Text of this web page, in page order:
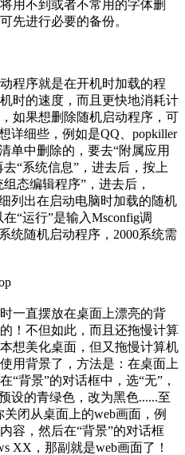
用不到或者不常用的字体删
先进行必要的备份。
程序就是在开机时加载的程
时的速度，而且更快地消耗计
如果想删除随机启动程序，可
详细些，例如是QQ、popkiller
单中删除的，要去“附属应用
“系统信息”，进去后，按上
态编辑程序”，进去后，
列出在启动电脑时加载的随机
“运行”是输入Msconfig调
统随机启动程序，2000系统需
一直摆放在桌面上漂亮的背
！不但如此，而且还拖慢计算
想美化桌面，但又拖慢计算机
用背景了，方法是：在桌面上
“背景”的对话框中，选“无”，
设的青绿色，改为黑色......至
关闭从桌面上的web画面，例
容，然后在“背景”的对话框
XX，那副就是web画面了！